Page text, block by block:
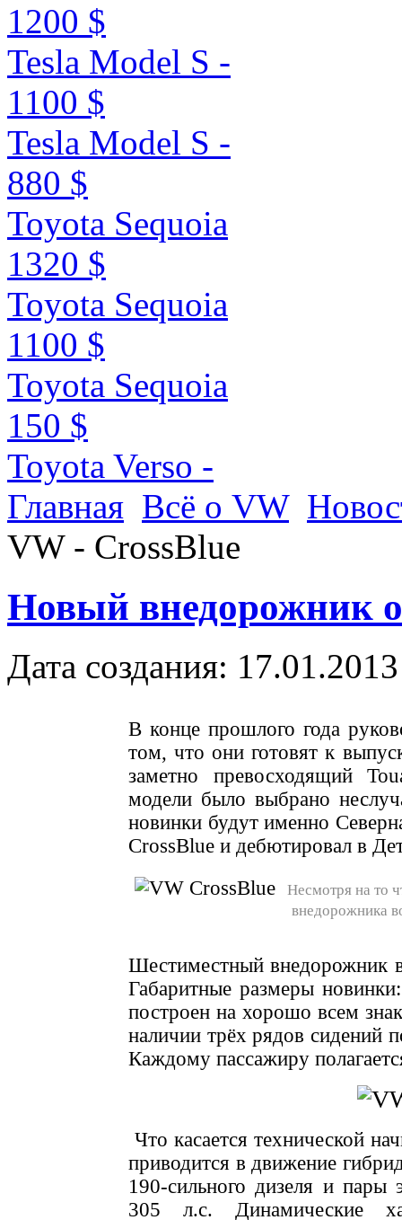
1200 $
Tesla Model S -
1100 $
Tesla Model S -
880 $
Toyota Sequoia
1320 $
Toyota Sequoia
1100 $
Toyota Sequoia
150 $
Toyota Verso -
Главная Всё о VW
VW - CrossBlue
Новый внедорожник
Дата создания: 17.01.2013
В конце прошлого года
том, что они готовят к
заметно превосходящий
модели было выбрано
новинки будут именно
CrossBlue и дебютировал в
Несмотря на то
внедорожника
Шестиместный внедорожник
Габаритные размеры
построен на хорошо всем
наличии трёх рядов сидений
Каждому пассажиру
Что касается технической
приводится в движение
190-сильного дизеля и
305 л.с. Динамические